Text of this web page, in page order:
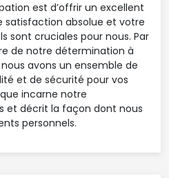
est d’offrir un excellent
satisfaction absolue et votre
sont cruciales pour nous. Par
de notre détermination à
avons un ensemble de
et de sécurité pour vos
incarne notre
et décrit la façon dont nous
personnels.